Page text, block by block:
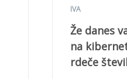
IVA
Že danes
na
rdeče